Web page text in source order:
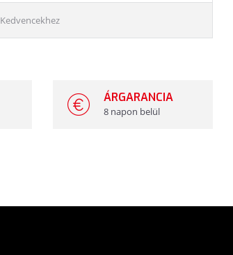
Kedvencekhez
ÁRGARANCIA
8 napon belül